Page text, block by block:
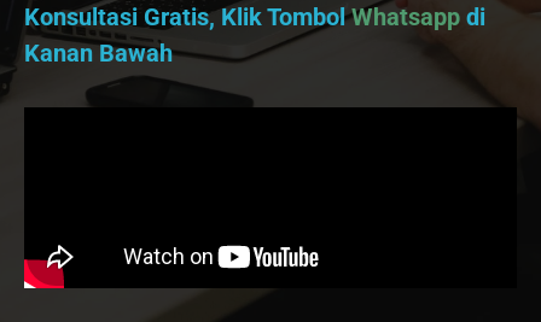
Konsultasi Gratis, Klik TombolWhatsapp di
Kanan Bawah